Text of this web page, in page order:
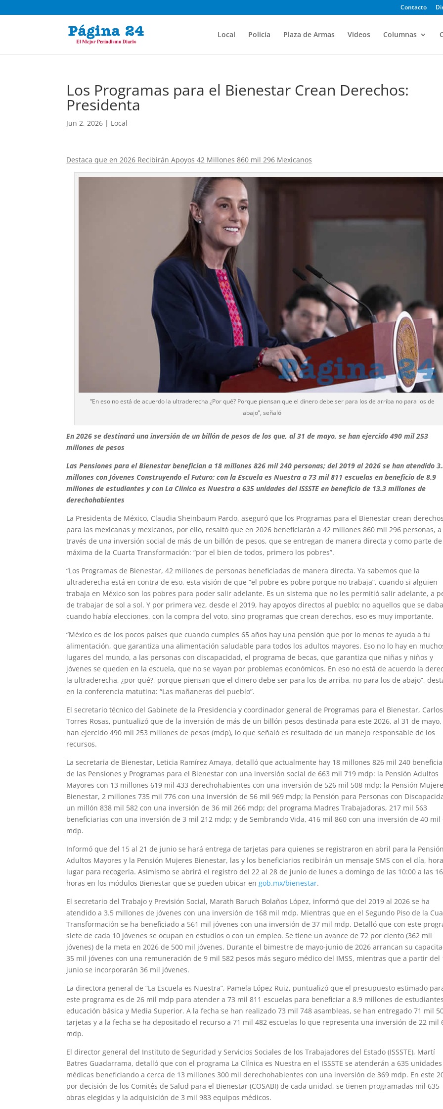
Contacto
Local Policía Plaza de Armas Videos Columnas
Los Programas para el Bienestar Crean Derechos:
Presidenta
Jun 2, 2026 | Local
Destaca que en 2026 Recibirán Apoyos 42 Millones 860 mil 296 Mexicanos
“En eso no está de acuerdo la ultraderecha ¿Por qué? Porque piensan que el dinero debe ser para los de arriba no para los de
abajo”, señaló
En 2026 se destinará una inversión de un billón de pesos de los que, al 31 de mayo, se han ejercido 490 mil 253
millones de pesos
Las Pensiones para el Bienestar benefician a 18 millones 826 mil 240 personas; del 2019 al 2026 se han atendido
millones con Jóvenes Construyendo el Futuro; con la Escuela es Nuestra a 73 mil 811 escuelas en beneficio de 8.9
millones de estudiantes y con La Clínica es Nuestra a 635 unidades del ISSSTE en beneficio de 13.3 millones de
derechohabientes
La Presidenta de México, Claudia Sheinbaum Pardo, aseguró que los Programas para el Bienestar crean derechos
para las mexicanas y mexicanos, por ello, resaltó que en 2026 beneficiarán a 42 millones 860 mil 296 personas, a
través de una inversión social de más de un billón de pesos, que se entregan de manera directa y como parte
máxima de la Cuarta Transformación: “por el bien de todos, primero los pobres”.
“Los Programas de Bienestar, 42 millones de personas beneficiadas de manera directa. Ya sabemos que la
ultraderecha está en contra de eso, esta visión de que “el pobre es pobre porque no trabaja”, cuando si alguien
trabaja en México son los pobres para poder salir adelante. Es un sistema que no les permitió salir adelante, a
de trabajar de sol a sol. Y por primera vez, desde el 2019, hay apoyos directos al pueblo; no aquellos que se
cuando había elecciones, con la compra del voto, sino programas que crean derechos, eso es muy importante.
“México es de los pocos países que cuando cumples 65 años hay una pensión que por lo menos te ayuda a tu
alimentación, que garantiza una alimentación saludable para todos los adultos mayores. Eso no lo hay en
lugares del mundo, a las personas con discapacidad, el programa de becas, que garantiza que niñas y niños y
jóvenes se queden en la escuela, que no se vayan por problemas económicos. En eso no está de acuerdo la
la ultraderecha, ¿por qué?, porque piensan que el dinero debe ser para los de arriba, no para los de abajo”,
en la conferencia matutina: “Las mañaneras del pueblo”.
El secretario técnico del Gabinete de la Presidencia y coordinador general de Programas para el Bienestar, Carlos
Torres Rosas, puntualizó que de la inversión de más de un billón pesos destinada para este 2026, al 31 de mayo,
han ejercido 490 mil 253 millones de pesos (mdp), lo que señaló es resultado de un manejo responsable de los
recursos.
La secretaria de Bienestar, Leticia Ramírez Amaya, detalló que actualmente hay 18 millones 826 mil 240
de las Pensiones y Programas para el Bienestar con una inversión social de 663 mil 719 mdp: la Pensión Adultos
Mayores con 13 millones 619 mil 433 derechohabientes con una inversión de 526 mil 508 mdp; la Pensión
Bienestar, 2 millones 735 mil 776 con una inversión de 56 mil 969 mdp; la Pensión para Personas con
un millón 838 mil 582 con una inversión de 36 mil 266 mdp; del programa Madres Trabajadoras, 217 mil 563
beneficiarias con una inversión de 3 mil 212 mdp; y de Sembrando Vida, 416 mil 860 con una inversión de 40 mil
mdp.
Informó que del 15 al 21 de junio se hará entrega de tarjetas para quienes se registraron en abril para la Pensión
Adultos Mayores y la Pensión Mujeres Bienestar, las y los beneficiarios recibirán un mensaje SMS con el día,
lugar para recogerla. Asimismo se abrirá el registro del 22 al 28 de junio de lunes a domingo de las 10:00 a las
horas en los módulos Bienestar que se pueden ubicar engob.mx/bienestar.
El secretario del Trabajo y Previsión Social, Marath Baruch Bolaños López, informó que del 2019 al 2026 se ha
atendido a 3.5 millones de jóvenes con una inversión de 168 mil mdp. Mientras que en el Segundo Piso de la
Transformación se ha beneficiado a 561 mil jóvenes con una inversión de 37 mil mdp. Detalló que con este
siete de cada 10 jóvenes se ocupan en estudios o con un empleo. Se tiene un avance de 72 por ciento (362 mil
jóvenes) de la meta en 2026 de 500 mil jóvenes. Durante el bimestre de mayo-junio de 2026 arrancan su
35 mil jóvenes con una remuneración de 9 mil 582 pesos más seguro médico del IMSS, mientras que a partir del
junio se incorporarán 36 mil jóvenes.
La directora general de “La Escuela es Nuestra”, Pamela López Ruiz, puntualizó que el presupuesto estimado
este programa es de 26 mil mdp para atender a 73 mil 811 escuelas para beneficiar a 8.9 millones de
educación básica y Media Superior. A la fecha se han realizado 73 mil 748 asambleas, se han entregado 71 mil
tarjetas y a la fecha se ha depositado el recurso a 71 mil 482 escuelas lo que representa una inversión de 22 mil
mdp.
El director general del Instituto de Seguridad y Servicios Sociales de los Trabajadores del Estado (ISSSTE), Martí
Batres Guadarrama, detalló que con el programa La Clínica es Nuestra en el ISSSTE se atenderán a 635 unidades
médicas beneficiando a cerca de 13 millones 300 mil derechohabientes con una inversión de 369 mdp. En este
por decisión de los Comités de Salud para el Bienestar (COSABI) de cada unidad, se tienen programadas mil 635
obras elegidas y la adquisición de 3 mil 983 equipos médicos.